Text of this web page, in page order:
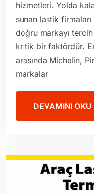
hizmetleri. Yolda
sunan lastik
doğru markayı
kritik bir faktördür.
arasında Michelin,
markalar
DEVAMINI OKU